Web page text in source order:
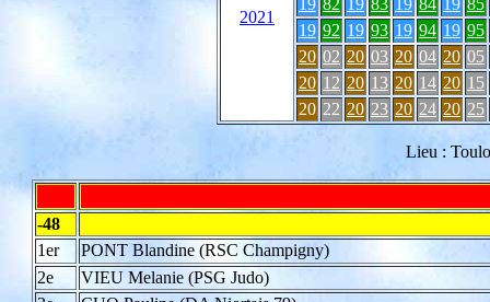
2021
19 82 19 83 19 84 19 85
19 92 19 93 19 94 19 95
20 02 20 03 20 04 20 05
20 12 20 13 20 14 20 15
20 22 20 23 20 24 20 25
Lieu :
-48
1er
PONT Blandine (RSC Champigny)
2e
VIEU Melanie (PSG Judo)